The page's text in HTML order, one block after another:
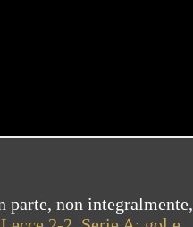
parte, non integralmente,